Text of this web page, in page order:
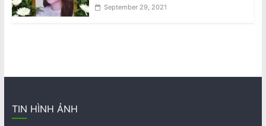
September 29, 2021
TIN HÌNH ẢNH